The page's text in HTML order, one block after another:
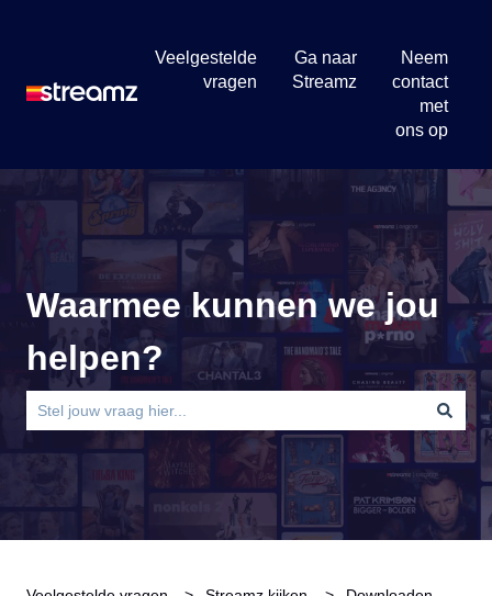
Veelgestelde
vragen
Ga naar
Streamz
Neem
contact
met
ons op
Waarmee kunnen we jou
helpen?
Er zijn geen suggesties want het zoekveld is leeg.